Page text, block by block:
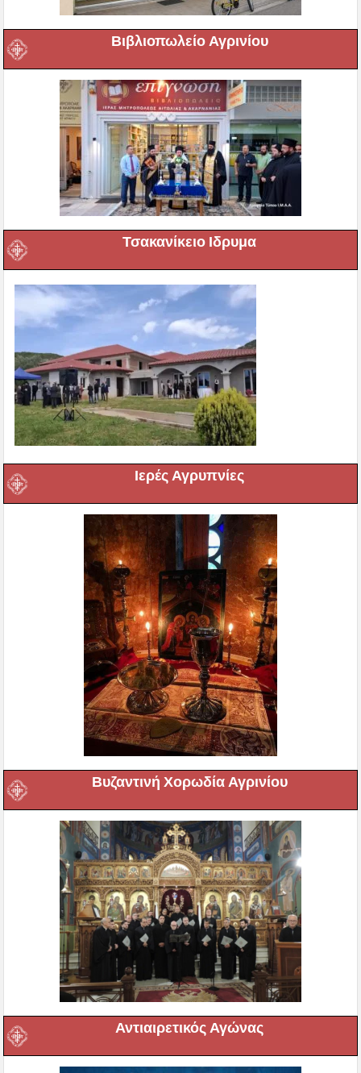
Βιβλιοπωλείο Αγρινίου
Τσακανίκειο Ιδρυμα
Ιερές Αγρυπνίες
Βυζαντινή Χορωδία Αγρινίου
Αντιαιρετικός Αγώνας